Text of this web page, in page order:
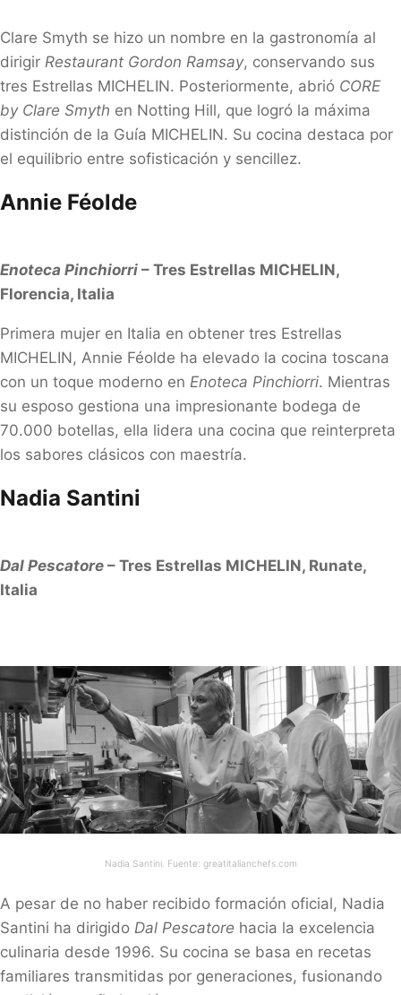
Clare Smyth se hizo un nombre en la gastronomía al
dirigir Restaurant Gordon Ramsay, conservando sus
tres Estrellas MICHELIN. Posteriormente, abrió CORE
by Clare Smyth en Notting Hill, que logró la máxima
distinción de la Guía MICHELIN. Su cocina destaca por
el equilibrio entre sofisticación y sencillez.
Annie Féolde
Enoteca Pinchiorri – Tres Estrellas MICHELIN,
Florencia, Italia
Primera mujer en Italia en obtener tres Estrellas
MICHELIN, Annie Féolde ha elevado la cocina toscana
con un toque moderno en Enoteca Pinchiorri. Mientras
su esposo gestiona una impresionante bodega de
70.000 botellas, ella lidera una cocina que reinterpreta
los sabores clásicos con maestría.
Nadia Santini
Dal Pescatore – Tres Estrellas MICHELIN, Runate,
Italia
Nadia Santini. Fuente: greatitalianchefs.com
A pesar de no haber recibido formación oficial, Nadia
Santini ha dirigido Dal Pescatore hacia la excelencia
culinaria desde 1996. Su cocina se basa en recetas
familiares transmitidas por generaciones, fusionando